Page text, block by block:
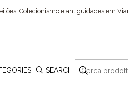
SEARCH
Colecionismo e antiguidades em